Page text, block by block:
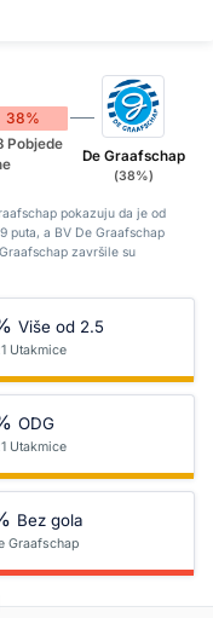
38%
Pobjede
De Graafschap
(38%)
pokazuju da je od
puta, a BV De Graafschap
završile su
Više od 2.5
Utakmice
ODG
Utakmice
Bez gola
Graafschap